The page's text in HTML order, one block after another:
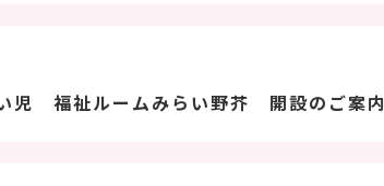
児 福祉ルームみらい野芥 開設のご案内